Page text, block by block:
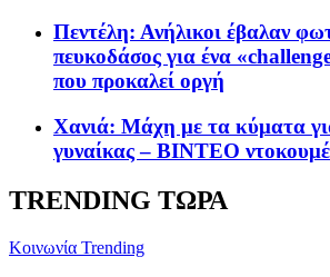
Πεντέλη: Ανήλικοι έβαλαν
πευκοδάσος για ένα
που προκαλεί οργή
Χανιά: Μάχη με τα κύματα
γυναίκας – ΒΙΝΤΕΟ
TRENDING ΤΩΡΑ
Κοινωνία Trending